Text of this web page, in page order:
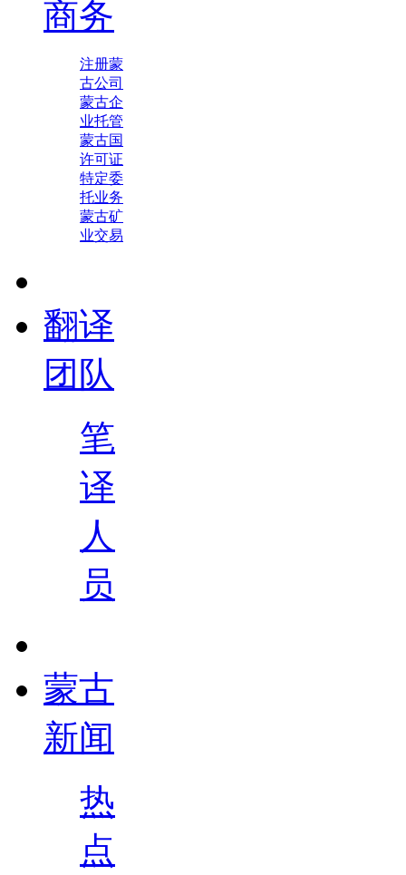
商务
注册蒙
古公司
蒙古企
业托管
蒙古国
许可证
特定委
托业务
蒙古矿
业交易
翻译
团队
笔
译
人
员
蒙古
新闻
热
点